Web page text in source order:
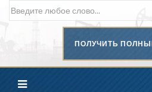
ПОЛУЧИТЬ